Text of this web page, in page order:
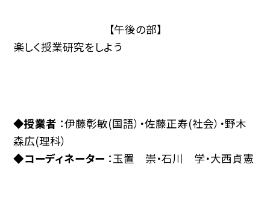
【午後の部】
楽しく授業研究をしよう
◆授業者 ：伊藤彰敏(国語）・佐藤正寿(社会）・野木
森広(理科）
◆コーディネーター ：玉置 崇・石川 学・大西貞憲